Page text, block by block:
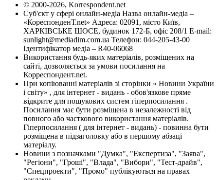
© 2000-2026, Korrespondent.net
Суб'єкт у сфері онлайн-медіа Назва онлайн-медіа –
«КореспонденТ.net» Адреса: 02091, місто Київ,
ХАРКІВСЬКЕ ШОСЕ, будинок 172-Б, офіс 208/1 E-mail:
sunlight@mediadim.com.ua Телефон: 044-205-43-00
Ідентифікатор медіа – R40-06068
Використання будь-яких матеріалів, розміщених на
сайті, дозволяється за умови посилання на
Корреспондент.net.
При копіюванні матеріалів зі сторінки « Новини України
і світу» , для інтернет - видань - обов'язкове пряме
відкрите для пошукових систем гіперпосилання .
Посилання має бути розміщена в незалежності від
повного або часткового використання матеріалів.
Гіперпосилання ( для інтернет - видань) - повинна бути
розміщена в підзаголовку або в першому абзаці
матеріалу.
Новини з позначками "Думка", "Експертиза", "Заява",
"Регіони", "Гроші", "Влада", "Вибори", "Тест-драйв",
"Спецпроекти", "Промо" публікуються на правах